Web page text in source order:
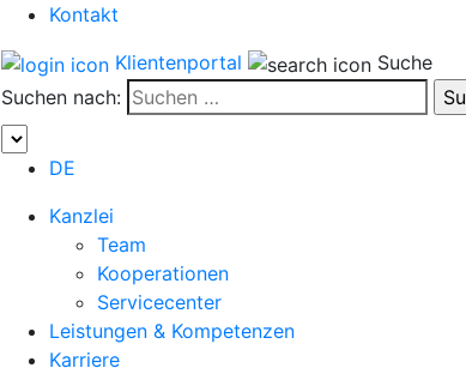
Kontakt
Klientenportal
Suche
Suchen nach:
DE
Kanzlei
Team
Kooperationen
Servicecenter
Leistungen & Kompetenzen
Karriere